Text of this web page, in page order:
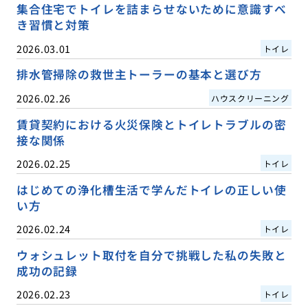
集合住宅でトイレを詰まらせないために意識すべ
き習慣と対策
2026.03.01 トイレ
排水管掃除の救世主トーラーの基本と選び方
2026.02.26 ハウスクリーニング
賃貸契約における火災保険とトイレトラブルの密
接な関係
2026.02.25 トイレ
はじめての浄化槽生活で学んだトイレの正しい使
い方
2026.02.24 トイレ
ウォシュレット取付を自分で挑戦した私の失敗と
成功の記録
2026.02.23 トイレ